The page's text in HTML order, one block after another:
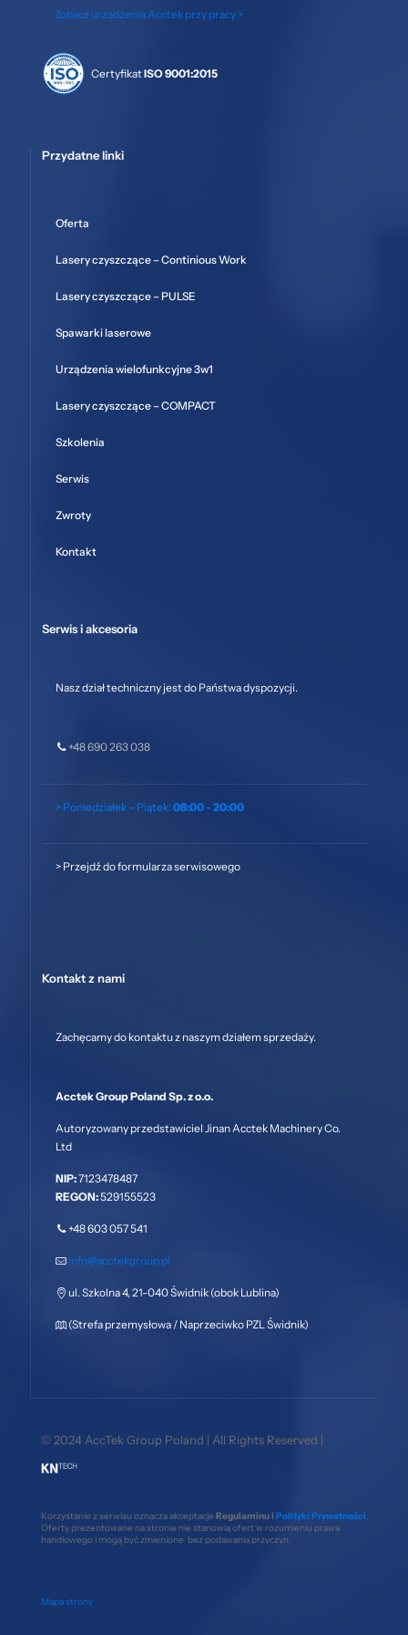
Zobacz urządzenia Acctek przy pracy >
CertyfikatISO 9001:2015
Przydatne linki
Oferta
Lasery czyszczące – Continious Work
Lasery czyszczące – PULSE
Spawarki laserowe
Urządzenia wielofunkcyjne 3w1
Lasery czyszczące – COMPACT
Szkolenia
Serwis
Zwroty
Kontakt
Serwis i akcesoria
Nasz dział techniczny jest do Państwa dyspozycji.
+48 690 263 038
> Poniedziałek – Piątek: 08:00 - 20:00
> Przejdź do formularza serwisowego
Kontakt z nami
Zachęcamy do kontaktu z naszym działem sprzedaży.
Acctek Group Poland Sp. z o.o.
Autoryzowany przedstawiciel Jinan Acctek Machinery Co.
Ltd
NIP:7123478487
REGON:529155523
+48 603 057 541
info@acctekgroup.pl
ul. Szkolna 4, 21-040 Świdnik (obok Lublina)
(Strefa przemysłowa / Naprzeciwko PZL Świdnik)
© 2024 AccTek Group Poland | All Rights Reserved |
Korzystanie z serwisu oznacza akceptacje Regulaminu i Polityki Prywatności
Oferty prezentowane na stronie nie stanowią ofert w rozumieniu prawa
handlowego i mogą być zmienione bez podawania przyczyn.
Mapa strony